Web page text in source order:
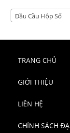
Dầu Cầu Hộp Số
TRANG CHỦ
GIỚI THIỆU
LIÊN HỆ
CHÍNH SÁCH